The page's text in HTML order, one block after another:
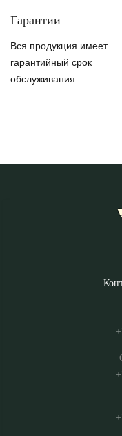
Гарантии
Вся продукция имеет
гарантийный срок
обслуживания